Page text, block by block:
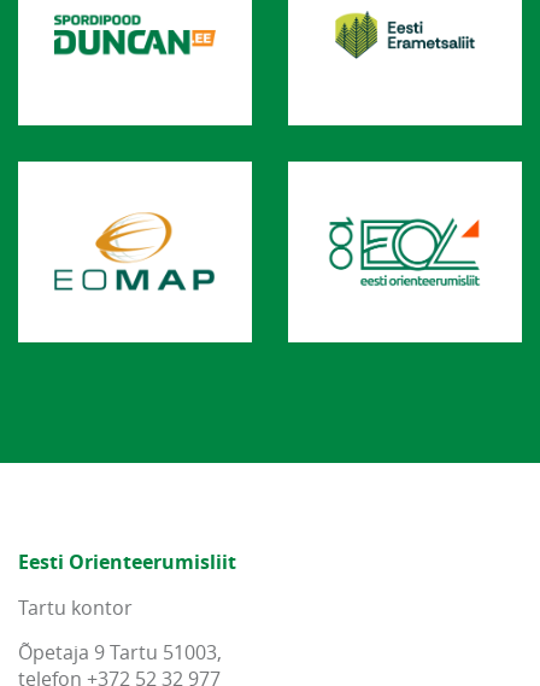
Eesti Orienteerumisliit
Tartu kontor
Õpetaja 9 Tartu 51003,
telefon +372 52 32 977